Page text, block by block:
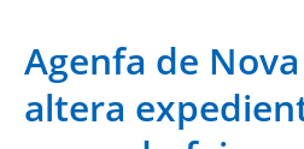
Agenfa de
altera